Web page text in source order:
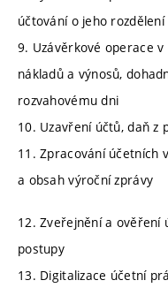
účtování o jeho rozdělení
9. Uzávěrkové operace
nákladů a výnosů,
rozvahovému dni
10. Uzavření účtů, daň z
11. Zpracování účetních
a obsah výroční zprávy
12. Zveřejnění a ověření
postupy
13. Digitalizace účetní